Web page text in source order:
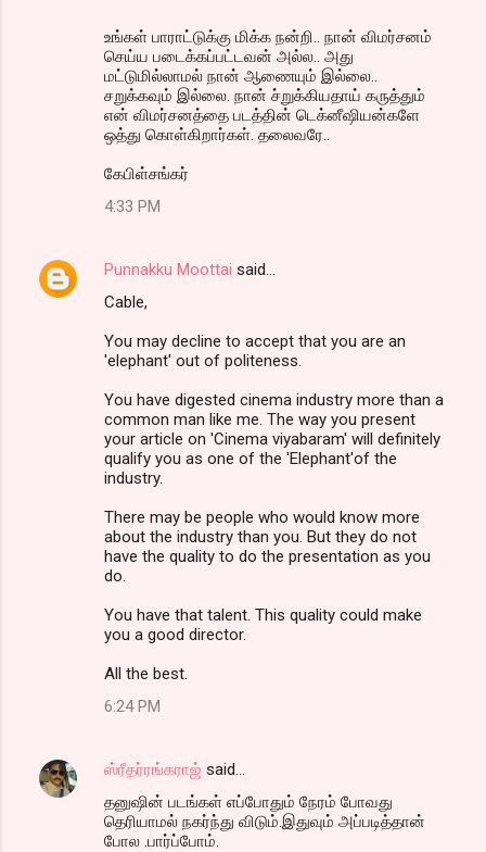
உங்கள் பாராட்டுக்கு மிக்க நன்றி.. நான் விமர்சனம்
செய்ய படைக்கப்பட்டவன் அல்ல.. அது
மட்டுமில்லாமல் நான் ஆணையும் இல்லை..
சறுக்கவும் இல்லை. நான் ச்றுக்கியதாய் கருத்தும்
என் விமர்சனத்தை படத்தின் டெக்னீஷியன்களே
ஒத்து கொள்கிறார்கள். தலைவரே..
கேபிள்சங்கர்
4:33 PM
Punnakku Moottai said…
Cable,
You may decline to accept that you are an
'elephant' out of politeness.
You have digested cinema industry more than a
common man like me. The way you present
your article on 'Cinema viyabaram' will definitely
qualify you as one of the 'Elephant'of the
industry.
There may be people who would know more
about the industry than you. But they do not
have the quality to do the presentation as you
do.
You have that talent. This quality could make
you a good director.
All the best.
6:24 PM
ஸ்ரீதர்ரங்கராஜ் said…
தனுஷின் படங்கள் எப்போதும் நேரம் போவது
தெரியாமல் நகர்ந்து விடும்.இதுவும் அப்படித்தான்
போல .பார்ப்போம்.